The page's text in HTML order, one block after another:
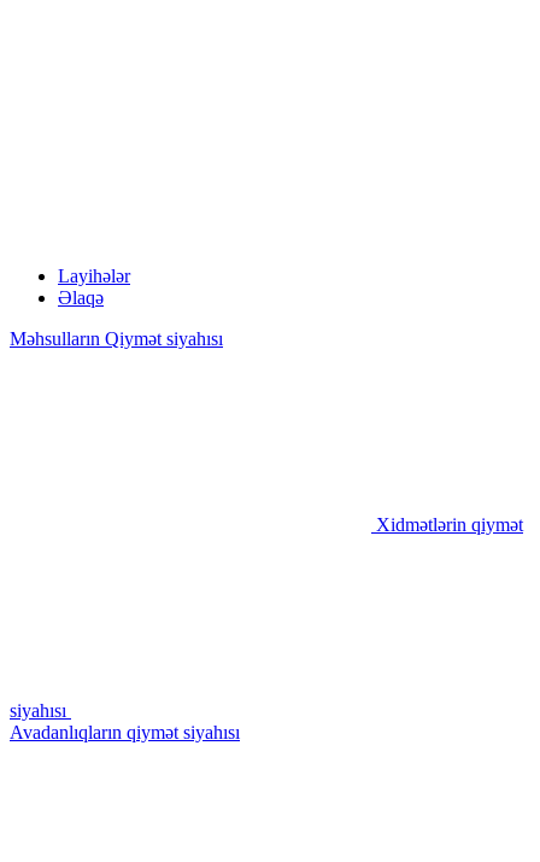
Layihələr
Əlaqə
Məhsulların Qiymət siyahısı
Xidmətlərin qiymət
siyahısı
Avadanlıqların qiymət siyahısı